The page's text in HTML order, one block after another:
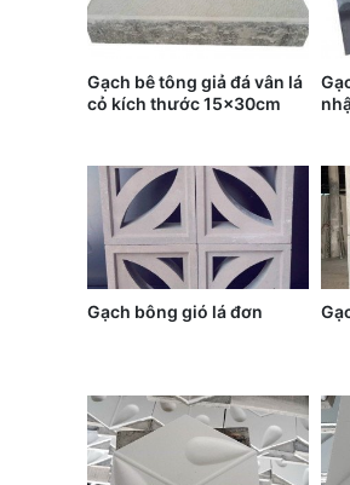
Gạch bê tông giả đá vân lá
cỏ kích thước 15x30cm
Gạch bông gió lá đơn